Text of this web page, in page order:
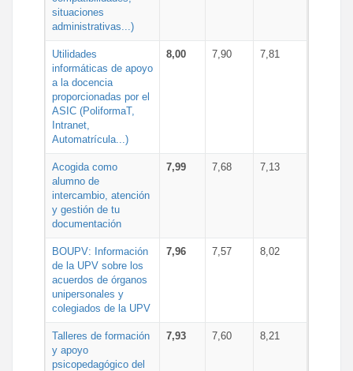
situaciones
administrativas...)
Utilidades
informáticas de apoyo
a la docencia
proporcionadas por el
ASIC (PoliformaT,
Intranet,
Automatrícula...)
8,00 7,90 7,81
Acogida como
alumno de
intercambio, atención
y gestión de tu
documentación
7,99 7,68 7,13
BOUPV: Información
de la UPV sobre los
acuerdos de órganos
unipersonales y
colegiados de la UPV
7,96 7,57 8,02
Talleres de formación
y apoyo
psicopedagógico del
7,93 7,60 8,21